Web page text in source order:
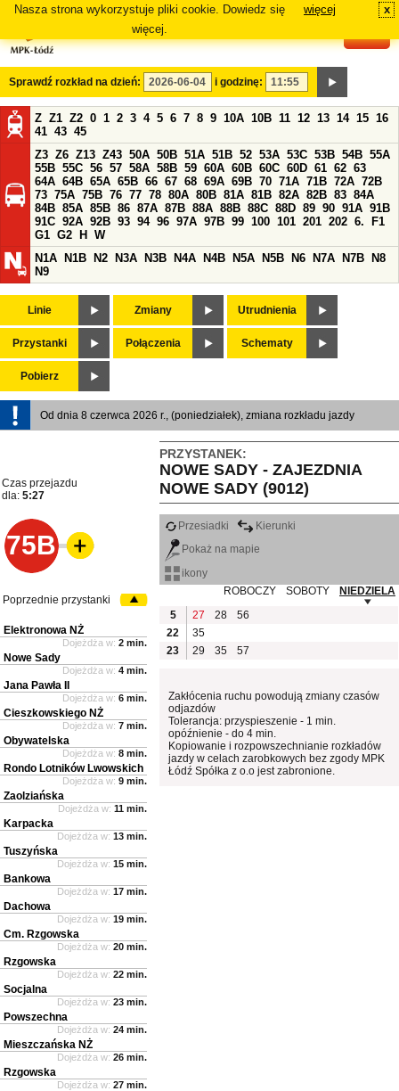
Nasza strona wykorzystuje pliki cookie. Dowiedz się
więcej.
więcej x
Sprawdź rozkład na dzień: i godzinę:
Z Z1 Z2 0 1 2 3 4 5 6 7 8 9 10A 10B 11 12 13 14 15 16
41 43 45
Z3 Z6 Z13 Z43 50A 50B 51A 51B 52 53A 53C 53B 54B 55A
55B 55C 56 57 58A 58B 59 60A 60B 60C 60D 61 62 63
64A 64B 65A 65B 66 67 68 69A 69B 70 71A 71B 72A 72B
73 75A 75B 76 77 78 80A 80B 81A 81B 82A 82B 83 84A
84B 85A 85B 86 87A 87B 88A 88B 88C 88D 89 90 91A 91B
91C 92A 92B 93 94 96 97A 97B 99 100 101 201 202 6.
F1
G1 G2 H
W
N1A
N1B N2 N3A N3B N4A N4B N5A N5B N6 N7A N7B
N8
N9
Linie Zmiany Utrudnienia
Przystanki Połączenia Schematy
Pobierz
Od dnia 8 czerwca 2026 r., (poniedziałek), zmiana rozkładu jazdy
PRZYSTANEK:
NOWE SADY - ZAJEZDNIA
NOWE SADY (9012)
Czas przejazdu
dla: 5:27
75B
Przesiadki
Kierunki
Pokaż na mapie
ikony
ROBOCZY
SOBOTY
NIEDZIELA
5
27 28
56
22
35
23
29 35 57
Zakłócenia ruchu powodują zmiany czasów
odjazdów
Tolerancja: przyspieszenie - 1 min.
opóźnienie - do 4 min.
Kopiowanie i rozpowszechnianie rozkładów
jazdy w celach zarobkowych bez zgody MPK
Łódź Spółka z o.o jest zabronione.
Poprzednie przystanki
Elektronowa NŻ
Dojeżdża w: 2 min.
Nowe Sady
Dojeżdża w: 4 min.
Jana Pawła II
Dojeżdża w: 6 min.
Cieszkowskiego NŻ
Dojeżdża w: 7 min.
Obywatelska
Dojeżdża w: 8 min.
Rondo Lotników Lwowskich
Dojeżdża w: 9 min.
Zaolziańska
Dojeżdża w: 11 min.
Karpacka
Dojeżdża w: 13 min.
Tuszyńska
Dojeżdża w: 15 min.
Bankowa
Dojeżdża w: 17 min.
Dachowa
Dojeżdża w: 19 min.
Cm. Rzgowska
Dojeżdża w: 20 min.
Rzgowska
Dojeżdża w: 22 min.
Socjalna
Dojeżdża w: 23 min.
Powszechna
Dojeżdża w: 24 min.
Mieszczańska NŻ
Dojeżdża w: 26 min.
Rzgowska
Dojeżdża w: 27 min.